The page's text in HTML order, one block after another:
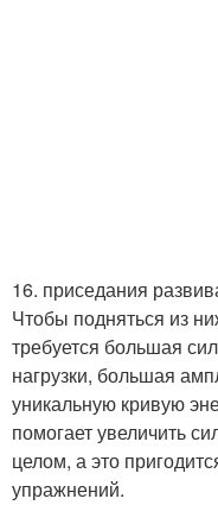
16. приседания
Чтобы подняться из
требуется большая
нагрузки, большая
уникальную кривую
помогает увеличить
целом, а это
упражнений.